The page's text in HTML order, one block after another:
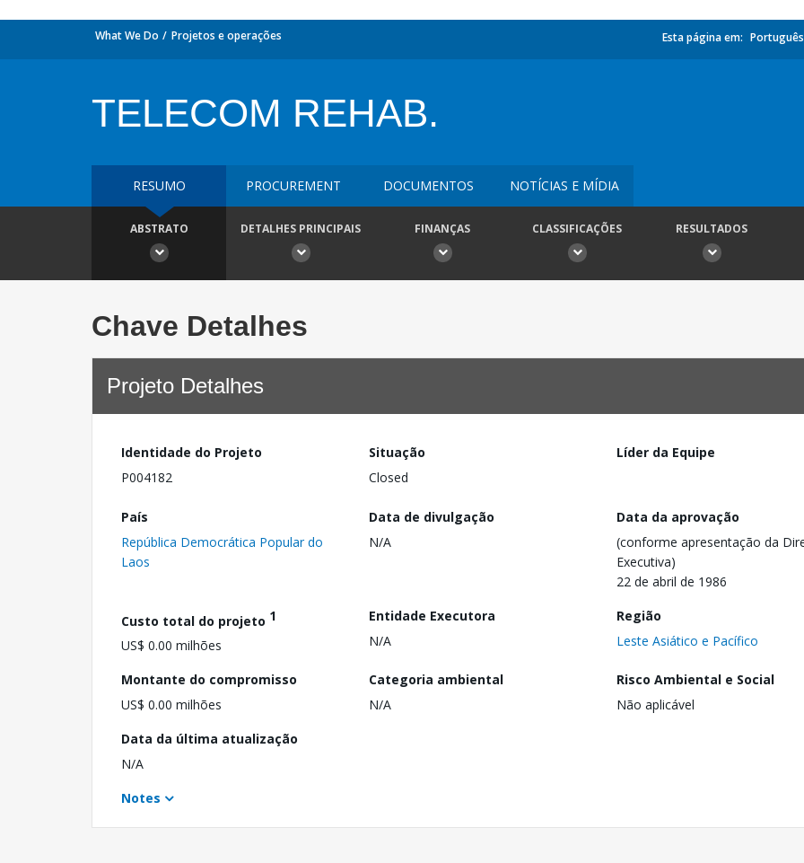
What We Do Projetos e operações Esta página em: Português
TELECOM REHAB.
RESUMO PROCUREMENT DOCUMENTOS NOTÍCIAS E MÍDIA
ABSTRATO DETALHES PRINCIPAIS FINANÇAS CLASSIFICAÇÕES RESULTADOS
Chave Detalhes
Projeto Detalhes
Identidade do Projeto
P004182
Situação
Closed
Líder da Equipe
País
República Democrática Popular do
Laos
Data de divulgação
N/A
Data da aprovação
(conforme apresentação da
Executiva)
22 de abril de 1986
Custo total do projeto 1
US$ 0.00 milhões
Entidade Executora
N/A
Região
Leste Asiático e Pacífico
Montante do compromisso
US$ 0.00 milhões
Categoria ambiental
N/A
Risco Ambiental e Social
Não aplicável
Data da última atualização
N/A
Notes